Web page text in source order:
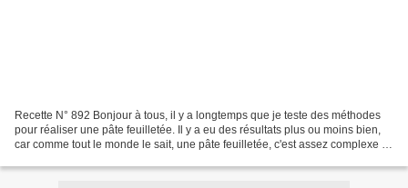
Recette N° 892 Bonjour à tous, il y a longtemps que je teste des méthodes
pour réaliser une pâte feuilletée. Il y a eu des résultats plus ou moins bien,
car comme tout le monde le sait, une pâte feuilletée, c'est assez complexe à